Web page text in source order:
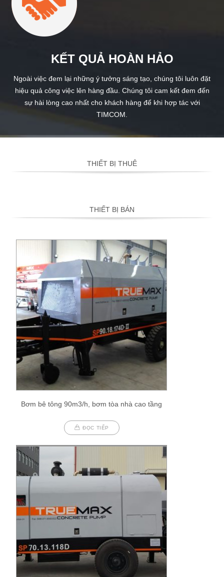
KẾT QUẢ HOÀN HẢO
Ngoài việc đem lại những ý tưởng sáng tạo, chúng tôi luôn đặt
hiệu quả công việc lên hàng đầu. Chúng tôi cam kết đem đến
sự hài lòng cao nhất cho khách hàng để khi hợp tác với
TIMCOM.
THIẾT BỊ THUÊ
THIẾT BỊ BÁN
Bơm bê tông 90m3/h, bơm tòa nhà cao tầng
ĐỌC TIẾP